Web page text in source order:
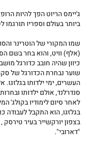
ג'יימס הריוט הפך להיות
ביותר בעולם וספריו תורגמו לכ-30
שמו המקורי של הוטרינר
(אלף) וויט, והוא בחר בשם
כיוון שהיה חובב כדורגל
שוער נבחרת הכדורגל של
העשרים, ימי ילדותו בגלזגו.
סנדרלנד, אולם ילדותו
לאחר סיום לימודיו בקולג'
בגלזגו, הוא התקבל לעבודה
בצפון יורקשייר בעיר
"דארובי".